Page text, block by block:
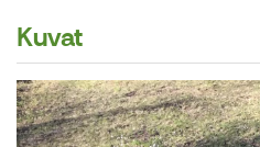
Kuvat